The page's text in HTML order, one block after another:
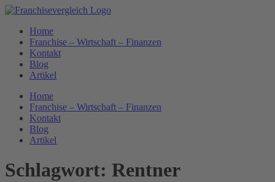
Zum
springenHome
Franchise – Wirtschaft – Finanzen
Kontakt
Blog
Artikel
Home
Franchise – Wirtschaft – Finanzen
Kontakt
Blog
Artikel
Schlagwort: Rentner